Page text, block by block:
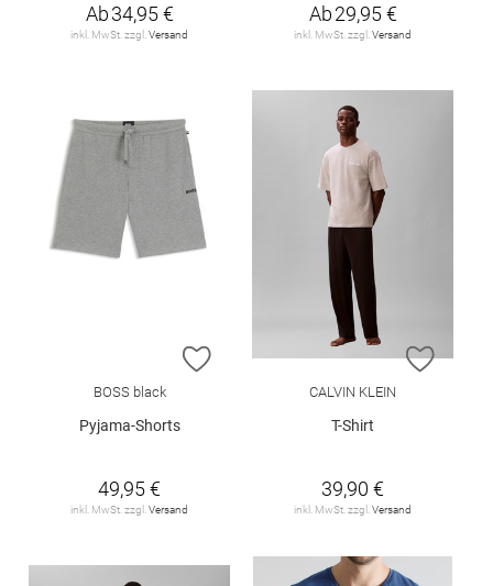
Ab34,95 €
inkl. MwSt. zzgl. Versand
Ab29,95 €
inkl. MwSt. zzgl. Versand
ZUR WUNSCHLISTE HINZUFÜGEN
BOSS black
Pyjama-Shorts
49,95 €
inkl. MwSt. zzgl.Versand
ZUR
CALVIN KLEIN
T-Shirt
39,90 €
inkl. MwSt. zzgl.Versand